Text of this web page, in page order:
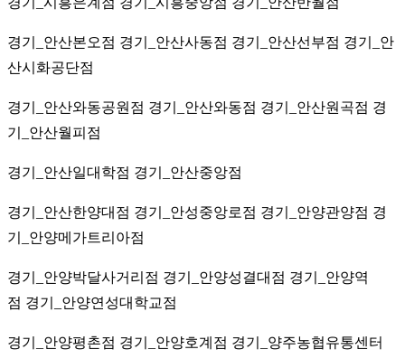
경기_안산본오점 경기_안산사동점 경기_안산선부점 경기_안
산시화공단점
경기_안산와동공원점 경기_안산와동점 경기_안산원곡점 경
기_안산월피점
경기_안산일대학점 경기_안산중앙점
경기_안산한양대점 경기_안성중앙로점 경기_안양관양점 경
기_안양메가트리아점
경기_안양박달사거리점 경기_안양성결대점 경기_안양역
점 경기_안양연성대학교점
경기_안양평촌점 경기_안양호계점 경기_양주농협유통센터